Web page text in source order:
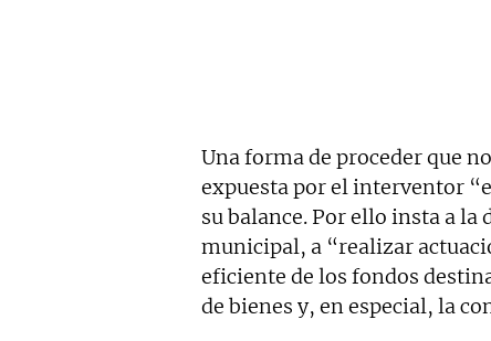
Una forma de proceder que
expuesta por el interventor
su balance. Por ello insta a
municipal, a “realizar
eficiente de los fondos
de bienes y, en especial, la